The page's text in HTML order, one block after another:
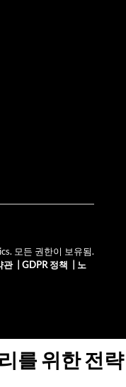
모든 권한이 보유됨.
관| GDPR 정책
노
를 위한 전략